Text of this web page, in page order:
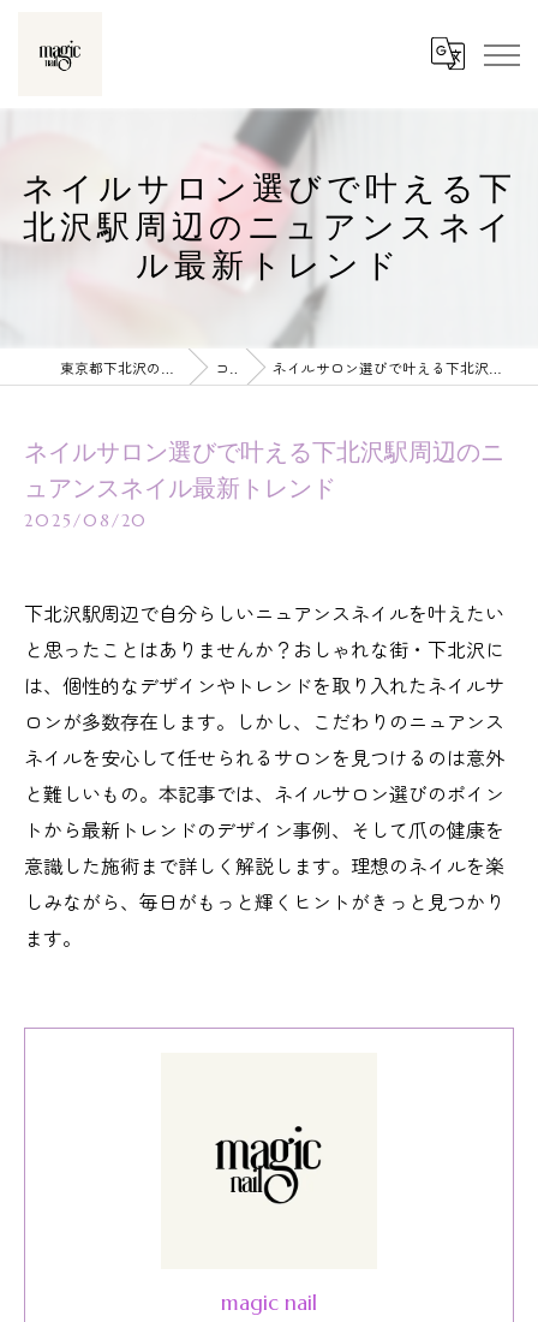
ネイルサロン選びで叶える下
北沢駅周辺のニュアンスネイ
ル最新トレンド
コラム ネイルサロン選びで叶える下北沢駅周辺のニュアンスネイル最新トレンド
ネイルサロン選びで叶える下北沢駅周辺のニ
ュアンスネイル最新トレンド
2025/08/20
下北沢駅周辺で自分らしいニュアンスネイルを叶えたい
と思ったことはありませんか？おしゃれな街・下北沢に
は、個性的なデザインやトレンドを取り入れたネイルサ
ロンが多数存在します。しかし、こだわりのニュアンス
ネイルを安心して任せられるサロンを見つけるのは意外
と難しいもの。本記事では、ネイルサロン選びのポイン
トから最新トレンドのデザイン事例、そして爪の健康を
意識した施術まで詳しく解説します。理想のネイルを楽
しみながら、毎日がもっと輝くヒントがきっと見つかり
ます。
magic nail